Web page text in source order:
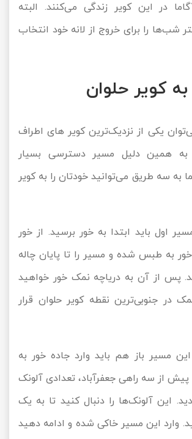
در این کویر زندگی می‌کنند. البته
شب‌ها را برای خروج از لانه خود انتخاب
کویر حلوان
یکی از نزدیک‌ترین کویر های اطراف
همین دلیل مسیر دسترسی بسیار
به سه طریق می‌توانید خودتان را به کویر
اول باید ابتدا به خور برسید. از خور
خور به طبس شده و مسیر را تا پایان چاله
پس از آن به دریاچه نمک خور خواهید
در جنوبی‌ترین نقطه کویر حلوان قرار
مسیر باز هم باید وارد جاده خور به
از سه راهی جعفرآباد، تعدادی آلونک
این آلونک‌ها را دنبال کنید تا به یک
وارد این مسیر خاکی شده و ادامه دهید